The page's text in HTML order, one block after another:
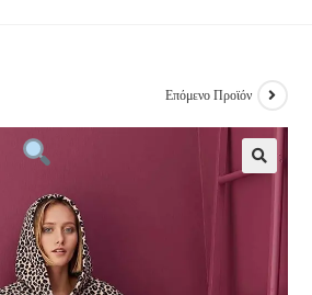
Επόμενο Προϊόν